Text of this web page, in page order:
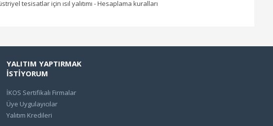
tesisatlar için ısıl yalıtımı - Hesaplama kuralları
YALITIM YAPTIRMAK
İSTİYORUM
İKOS Sertifikalı Firmalar
Üye Uygulayıcılar
Yalıtım Kredileri